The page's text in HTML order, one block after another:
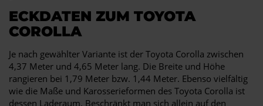
ECKDATEN ZUM TOYOTA
COROLLA
Je nach gewählter Variante ist der Toyota Corolla zwischen
4,37 Meter und 4,65 Meter lang. Die Breite und Höhe
rangieren bei 1,79 Meter bzw. 1,44 Meter. Ebenso vielfältig
wie die Maße und Karosserieformen des Toyota Corolla ist
dessen Laderaum. Beschränkt man sich allein auf den